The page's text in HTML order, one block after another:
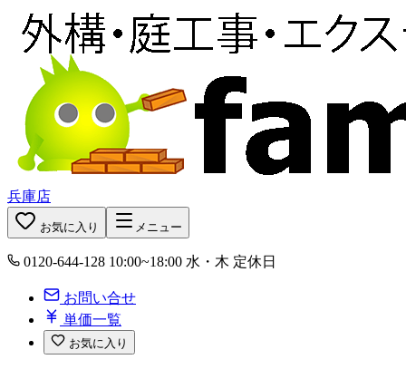
兵庫店
お気に入り メニュー
0120-644-128 10:00~18:00 水・木 定休日
お問い合せ
単価一覧
お気に入り